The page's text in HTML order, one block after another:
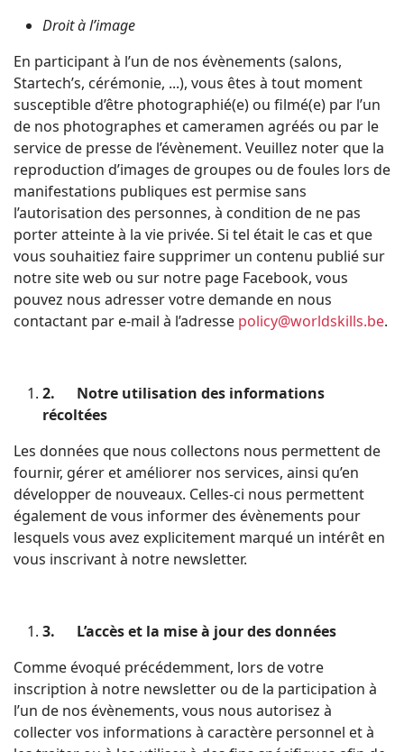
Droit à l’image
En participant à l’un de nos évènements (salons,
Startech’s, cérémonie, ...), vous êtes à tout moment
susceptible d’être photographié(e) ou filmé(e) par l’un
de nos photographes et cameramen agréés ou par le
service de presse de l’évènement. Veuillez noter que la
reproduction d’images de groupes ou de foules lors de
manifestations publiques est permise sans
l’autorisation des personnes, à condition de ne pas
porter atteinte à la vie privée. Si tel était le cas et que
vous souhaitiez faire supprimer un contenu publié sur
notre site web ou sur notre page Facebook, vous
pouvez nous adresser votre demande en nous
contactant par e-mail à l’adresse policy@worldskills.be.
2. Notre utilisation des informations
récoltées
Les données que nous collectons nous permettent de
fournir, gérer et améliorer nos services, ainsi qu’en
développer de nouveaux. Celles-ci nous permettent
également de vous informer des évènements pour
lesquels vous avez explicitement marqué un intérêt en
vous inscrivant à notre newsletter.
3. L’accès et la mise à jour des données
Comme évoqué précédemment, lors de votre
inscription à notre newsletter ou de la participation à
l’un de nos évènements, vous nous autorisez à
collecter vos informations à caractère personnel et à